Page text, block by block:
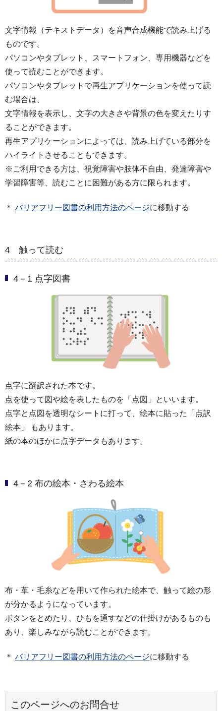
文字情報（テキストデータ）を音声合成機能で読み上げる
ものです。
パソコンやタブレット、スマートフォン、専用機器などを
使って読むことができます。
パソコンやタブレットで再生アプリケーションを使って読
む場合は、
文字情報を表示し、文字の大きさや背景の色を変えたりす
ることができます。
再生アプリケーションによっては、読み上げている部分を
ハイライトさせることもできます。
※ご利用できる方は、視覚障害や肢体不自由、発達障害や
学習障害等、読むことに困難がある方に限られます。
＊ バリアフリー図書の利用方法のページに移動する
4 触って読む
4－1 点字図書
点字に翻訳された本です。
点を使って図や絵を表したものを「点図」といいます。
点字と点図を透明なシートに打って、絵本に貼った「点訳
絵本」 もあります。
紙の本のほかに点字データもあります。
4－2 布の絵本・さわる絵本
布・革・毛糸などを用いて作られた絵本で、触って絵の形
が分かるようになっています。
ボタンをとめたり、ひもを通すなどの仕掛けがあるものも
あり、楽しみながら読むことができます。
＊ バリアフリー図書の利用方法のページに移動する
このページへのお問合せ